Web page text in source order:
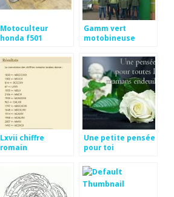
Motoculteur
honda f501
Gamm vert
motobineuse
Lxvii chiffre
romain
Une petite pensée
pour toi